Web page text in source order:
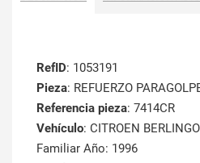
RefID: 1053191
Pieza: REFUERZO
Referencia pieza: 7414CR
Vehículo: CITROEN
Familiar Año: 1996